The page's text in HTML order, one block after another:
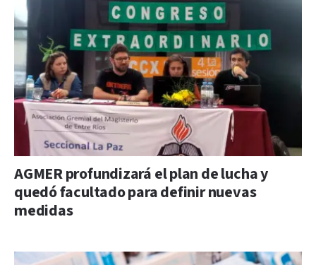
AGMER profundizará el plan de lucha y
quedó facultado para definir nuevas
medidas